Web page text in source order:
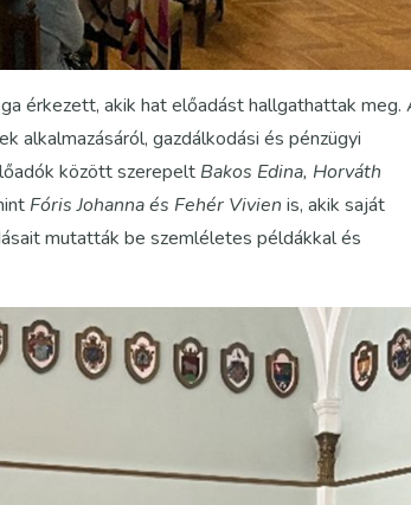
érkezett, akik hat előadást hallgathattak meg.
alkalmazásáról, gazdálkodási és pénzügyi
között szerepelt Bakos Edina, Horváth
Fóris Johanna és Fehér Vivien is, akik saját
mutatták be szemléletes példákkal és